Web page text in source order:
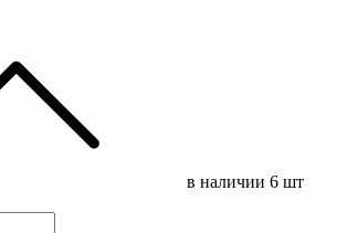
в наличии 6 шт